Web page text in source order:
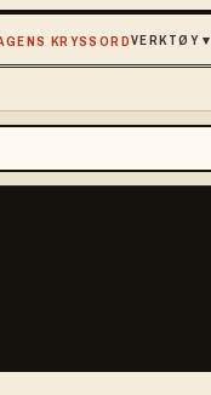
KRYSSORDVERKTØY▾